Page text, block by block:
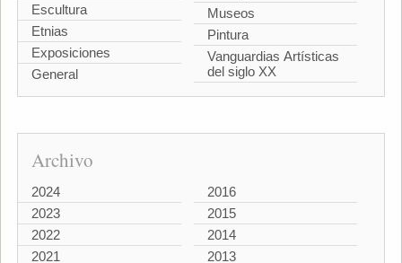
Escultura
Etnias
Exposiciones
General
Museos
Pintura
Vanguardias Artísticas
del siglo XX
Archivo
2024
2023
2022
2021
2016
2015
2014
2013